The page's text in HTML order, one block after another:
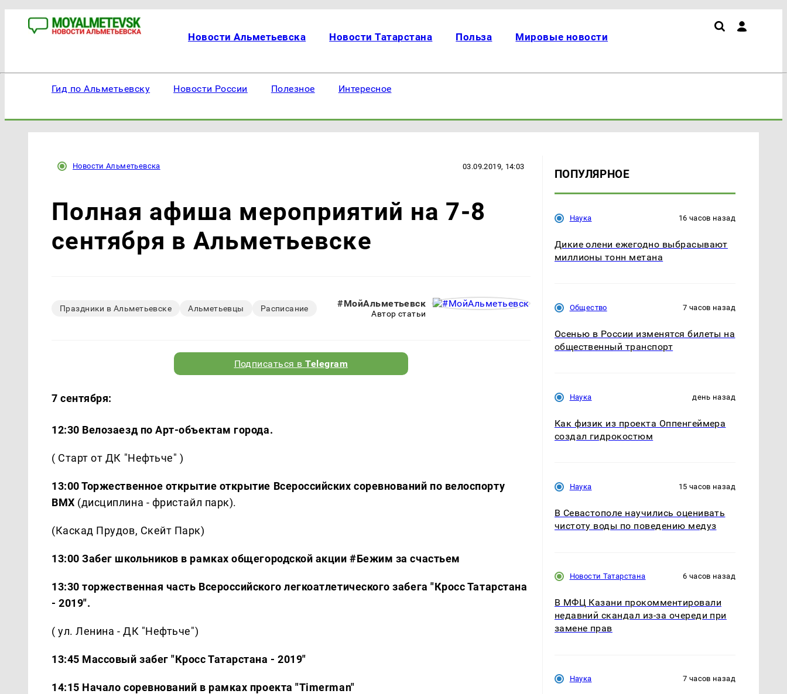
Новости Альметьевска Новости Татарстана Польза Мировые новости
Гид по Альметьевску Новости России Полезное Интересное
Новости Альметьевска 03.09.2019, 14:03
Полная афиша мероприятий на 7-8
сентября в Альметьевске
Праздники в Альметьевске Альметьевцы Расписание #МойАльметьевск
Автор статьи
Подписаться вTelegram
7 сентября:
12:30 Велозаезд по Арт-объектам города.
( Старт от ДК "Нефтьче" )
13:00 Торжественное открытие открытие Всероссийских соревнований по велоспорту
ВМХ (дисциплина - фристайл парк).
(Каскад Прудов, Скейт Парк)
13:00 Забег школьников в рамках общегородской акции #Бежим за счастьем
13:30 торжественная часть Всероссийского легкоатлетического забега "Кросс Татарстана
- 2019".
( ул. Ленина - ДК "Нефтьче")
13:45 Массовый забег "Кросс Татарстана - 2019"
14:15 Начало соревнований в рамках проекта "Timerman"
ПОПУЛЯРНОЕ
Наука 16 часов назад
Дикие олени ежегодно выбрасывают
миллионы тонн метана
Общество 7 часов назад
Осенью в России изменятся билеты на
общественный транспорт
Наука день назад
Как физик из проекта Оппенгеймера
создал гидрокостюм
Наука 15 часов назад
В Севастополе научились оценивать
чистоту воды по поведению медуз
Новости Татарстана 6 часов назад
В МФЦ Казани прокомментировали
недавний скандал из-за очереди при
замене прав
Наука 7 часов назад